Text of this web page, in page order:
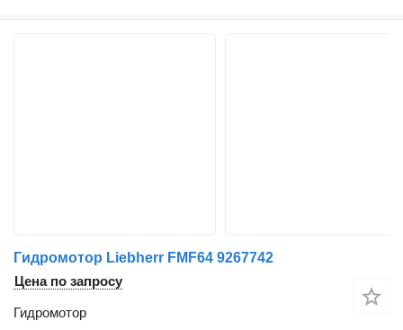
Гидромотор Liebherr FMF64 9267742
Цена по запросу
Гидромотор